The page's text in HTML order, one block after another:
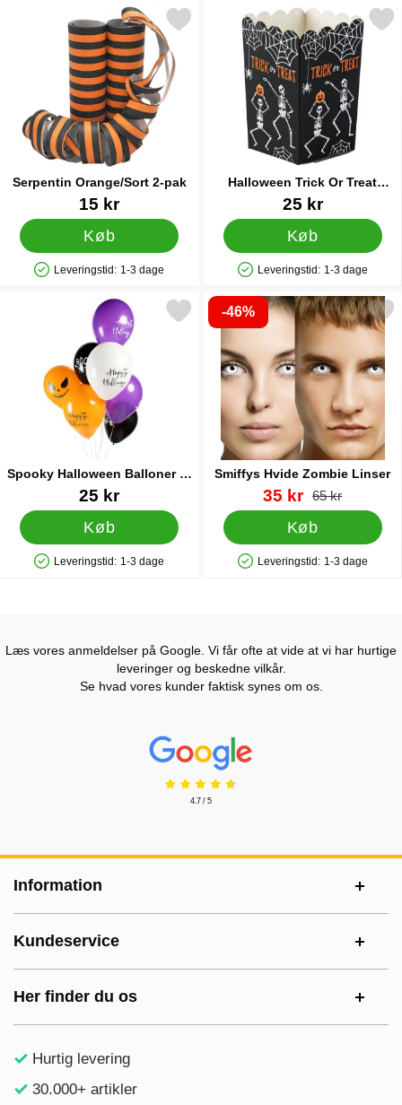
Serpentin Orange/Sort 2-pak
15 kr
Køb
Produkttilgængelighed: På lager
Leveringstid: 1-3 dage
Markér serpentin Orange/Sort 2-pak som favorit
Halloween Trick Or Treat
Snackbæger
Varenr 2446425 kr
Køb
Produkttilgængelighed: På lager
Leveringstid: 1-3 dage
Markér halloween Trick Or
Spooky Halloween Balloner 8-
pak
Varenr 4370425 kr
Køb
Produkttilgængelighed: På lager
Leveringstid: 1-3 dage
Markér spooky Halloween Balloner 8-pak som favorit
-46%
Smiffys Hvide Zombie Linser
Varenr 9398
pris
35 kr pris
65 kr
Køb
Produkttilgængelighed: På lager
Leveringstid: 1-3 dage
Markér smiffys Hvide
Læs vores anmeldelser på Google. Vi får ofte at vide at vi har hurtige
leveringer og beskedne vilkår.
Se hvad vores kunder faktisk synes om os.
Prisjakt Anmeldelser: 4.7 Stjerne
4.7 / 5
Information
Kundeservice
Her finder du os
Hurtig levering
30.000+ artikler